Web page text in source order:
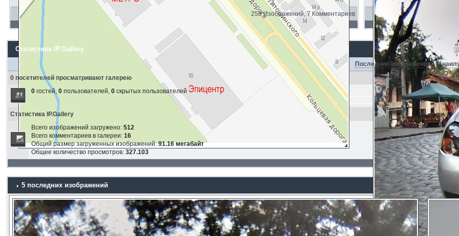
258 Изображений, 7 Комментариев
Статистика IP.Gallery
Последние изображения·С
0 посетителей просматривают галерею
0 гостей,0 пользователей,0 скрытых пользователей
Статистика IP.Gallery
Всего изображений загружено:512
Всего комментариев в галереи:16
Общий размер загруженных изображений:91.16 мегабайт
Общее количество просмотров:327.103
5 последних изображений